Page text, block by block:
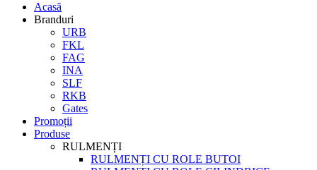
Acasă
Branduri
URB
FKL
FAG
INA
SLF
RKB
Gates
Promoții
Produse
RULMENȚI
RULMENȚI CU ROLE BUTOI